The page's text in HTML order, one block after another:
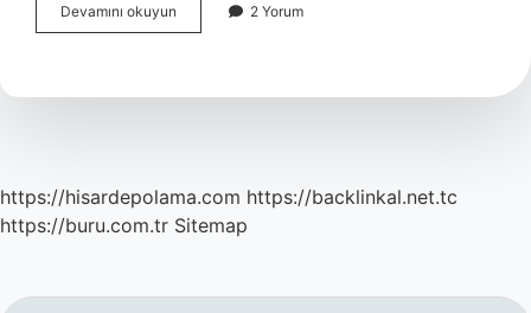
Devamını okuyun
Dağı
2 Yorum
https://hisardepolama.com https://backlinkal.net.tc
https://buru.com.tr Sitemap